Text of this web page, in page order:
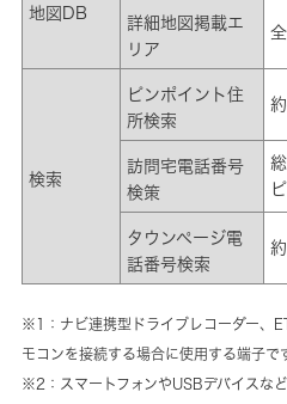
地図DB
詳細地図掲載エ
リア
検索
ピンポイント住
所検索
訪問宅電話番号
検策
タウンページ電
話番号検索
※1：ナビ連携型ドライブレコーダー、
モコンを接続する場合に使用する端子で
※2：スマートフォンやUSBデバイスな